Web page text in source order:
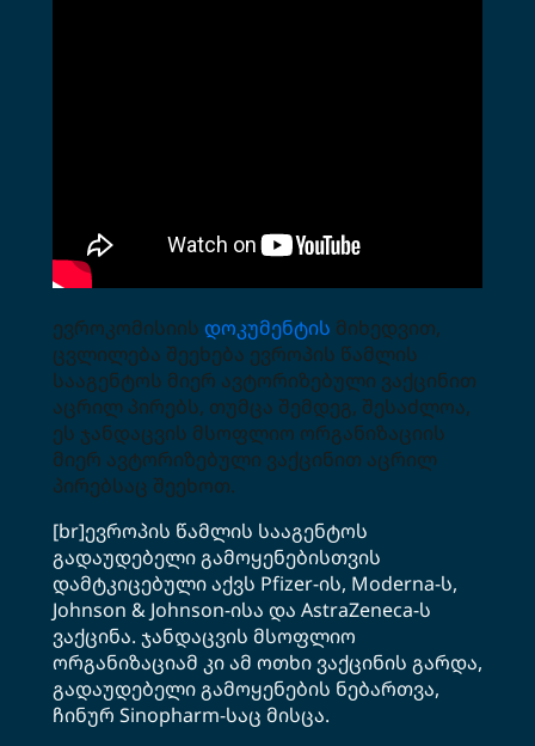
ევროკომისიის დოკუმენტის მიხედვით,
ცვლილება შეეხება ევროპის წამლის
სააგენტოს მიერ ავტორიზებული ვაქცინით
აცრილ პირებს, თუმცა შემდეგ, შესაძლოა,
ეს ჯანდაცვის მსოფლიო ორგანიზაციის
მიერ ავტორიზებული ვაქცინით აცრილ
პირებსაც შეეხოთ.
[br]ევროპის წამლის სააგენტოს
გადაუდებელი გამოყენებისთვის
დამტკიცებული აქვს Pfizer-ის, Moderna-ს,
Johnson & Johnson-ისა და AstraZeneca-ს
ვაქცინა. ჯანდაცვის მსოფლიო
ორგანიზაციამ კი ამ ოთხი ვაქცინის გარდა,
გადაუდებელი გამოყენების ნებართვა,
ჩინურ Sinopharm-საც მისცა.